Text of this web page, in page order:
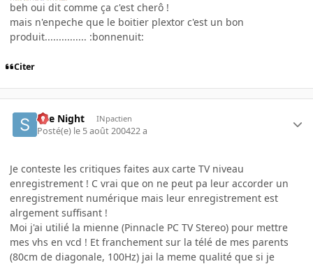
beh oui dit comme ça c'est cherô !
mais n'enpeche que le boitier plextor c'est un bon
produit............... :bonnenuit:
Citer
She Night INpactien
Posté(e) le 5 août 200422 a
Je conteste les critiques faites aux carte TV niveau
enregistrement ! C vrai que on ne peut pa leur accorder un
enregistrement numérique mais leur enregistrement est
alrgement suffisant !
Moi j'ai utilié la mienne (Pinnacle PC TV Stereo) pour mettre
mes vhs en vcd ! Et franchement sur la télé de mes parents
(80cm de diagonale, 100Hz) jai la meme qualité que si je